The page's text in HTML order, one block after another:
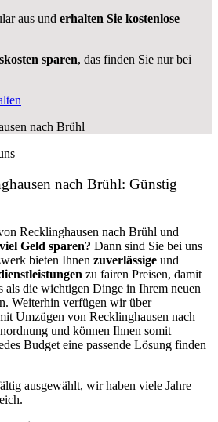
aus und erhalten Sie kostenlose
sparen, das finden Sie nur bei
nach Brühl: Günstig
Recklinghausen nach Brühl und
viel Geld sparen? Dann sind Sie bei uns
bieten Ihnen zuverlässige und
zu fairen Preisen, damit
als die wichtigen Dinge in Ihrem neuen
Weiterhin verfügen wir über
Umzügen von Recklinghausen nach
und können Ihnen somit
Budget eine passende Lösung finden
ausgewählt, wir haben viele Jahre